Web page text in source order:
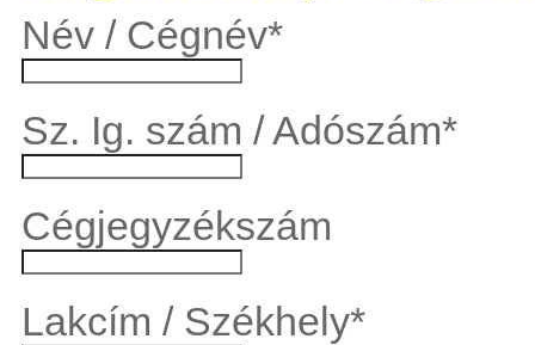
Név / Cégnév*
Sz. Ig. szám / Adószám*
Cégjegyzékszám
Lakcím / Székhely*